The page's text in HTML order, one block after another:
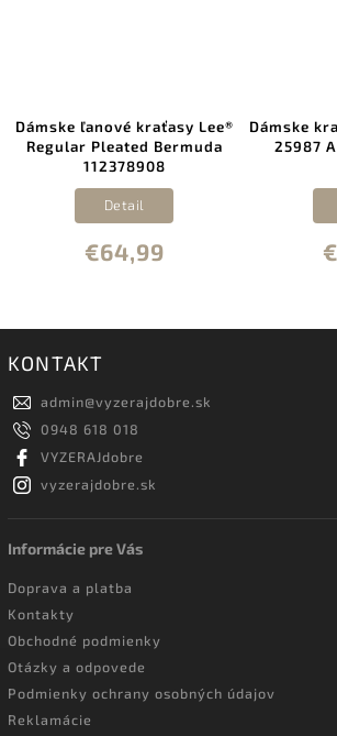
Dámske ľanové kraťasy Lee®
Regular Pleated Bermuda
112378908
€64,99
Detail
Dámske
25987
KONTAKT
admin@vyzerajdobre.sk
0948 618 018
VYZERAJdobre
vyzerajdobre.sk
Informácie pre Vás
Doprava a platba
Kontakty
Obchodné podmienky
Otázky a odpovede
Podmienky ochrany osobných údajov
Reklamácie